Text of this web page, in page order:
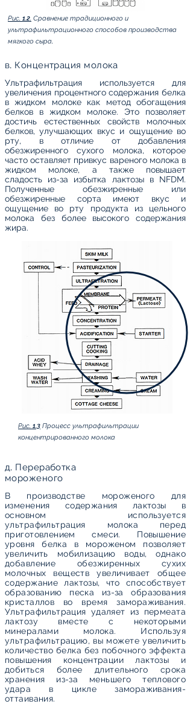
Рис. 1.2. Сравнение традиционного и
ультрафильтрационного способов производства
мягкого сыра.
в. Концентрация молока
Ультрафильтрация используется для
увеличения процентного содержания белка
в жидком молоке как метод обогащения
белков в жидком молоке. Это позволяет
достичь естественных свойств молочных
белков, улучшающих вкус и ощущение во
рту, в отличие от добавления
обезжиренного сухого молока, которое
часто оставляет привкус вареного молока в
жидком молоке, а также повышает
сладость из-за избытка лактозы в NFDM.
Полученные обезжиренные или
обезжиренные сорта имеют вкус и
ощущение во рту продукта из цельного
молока без более высокого содержания
жира.
Рис. 1.3 Процесс ультрафильтрации
концентрированного молока
д. Переработка
мороженого
В производстве мороженого
для
изменения содержания лактозы в
основном используется
ультрафильтрация молока перед
приготовлением смеси. Повышение
уровня белка в мороженом позволяет
увеличить мобилизацию воды, однако
добавление обезжиренных сухих
молочных веществ увеличивает общее
содержание лактозы, что способствует
образованию песка из-за образования
кристаллов во время замораживания.
Ультрафильтрация удаляет из пермеата
лактозу вместе с некоторыми
минералами молока. Используя
ультрафильтрацию, вы можете увеличить
количество белка без побочного эффекта
повышения концентрации лактозы и
добиться более длительного срока
хранения из-за меньшего теплового
удара в цикле замораживания-
оттаивания.